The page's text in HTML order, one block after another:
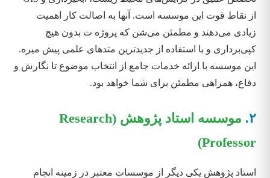
از نقاط قوت این موسسه است. آنها به اصالت کار اهمیت
زیادی می‌دهند و مطمئن می‌شن که پروژه ت بدون هیچ
کپی‌برداری و با استفاده از جدیدترین متدهای علمی پیش میره.
این موسسه با ارائه خدمات جامع از انتخاب موضوع تا نگارش و
دفاع، همراهی مطمئن برای شما خواهد بود.
۲.
موسسه استاد پژوهش (Research
Professor)
استاد پژوهش یکی دیگر از موسسات معتبر در زمینه انجام